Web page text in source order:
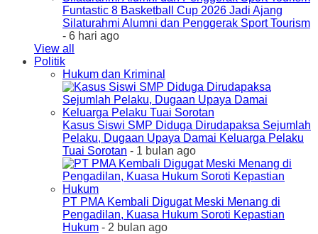
Funtastic 8 Basketball Cup 2026 Jadi Ajang
Silaturahmi Alumni dan Penggerak Sport Tourism
- 6 hari ago
View all
Politik
Hukum dan Kriminal
Kasus Siswi SMP Diduga Dirudapaksa Sejumlah
Pelaku, Dugaan Upaya Damai Keluarga Pelaku
Tuai Sorotan - 1 bulan ago
PT PMA Kembali Digugat Meski Menang di
Pengadilan, Kuasa Hukum Soroti Kepastian
Hukum - 2 bulan ago